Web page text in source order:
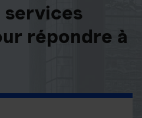
services
répondre à